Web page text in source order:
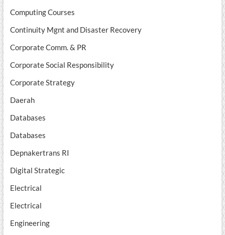
Computing Courses
Continuity Mgnt and Disaster Recovery
Corporate Comm. & PR
Corporate Social Responsibility
Corporate Strategy
Daerah
Databases
Databases
Depnakertrans RI
Digital Strategic
Electrical
Electrical
Engineering